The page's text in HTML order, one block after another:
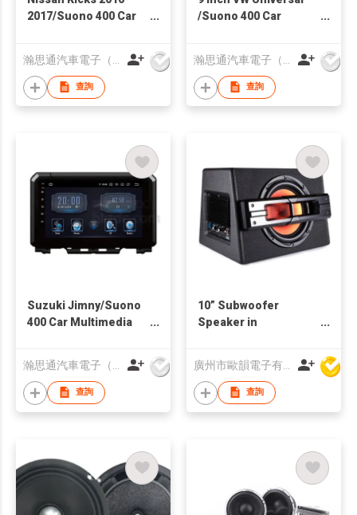
2017/Suono 400 Car
查詢
/Suono 400 Car
查詢
Suzuki Jimny/Suono
400 Car Multimedia
查詢
10” Subwoofer
Speaker in
查詢